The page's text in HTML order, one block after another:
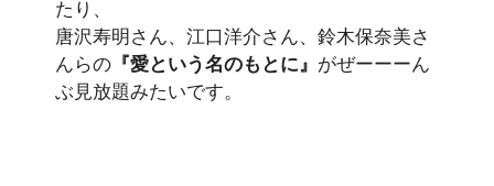
たり、
唐沢寿明さん、江口洋介さん、鈴木保奈美さ
んらの 『愛という名のもとに』 がぜーーーん
ぶ見放題みたいです。